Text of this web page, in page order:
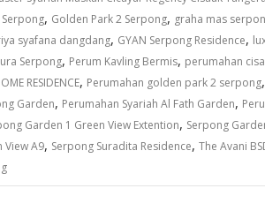
, Golden Park 2 Serpong, graha mas
syafana dangdang, GYAN Serpong Residence,
Serpong, Perum Kavling Bermis, perumahan
RESIDENCE, Perumahan golden park 2 serpong,
Garden, Perumahan Syariah Al Fath Garden,
Garden 1 Green View Extention, Serpong
View A9, Serpong Suradita Residence, The Avani